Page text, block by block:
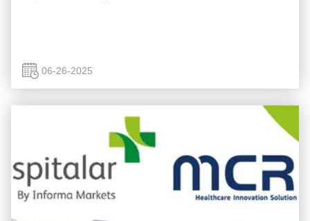
06-26-2025